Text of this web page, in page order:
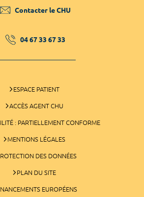
Contacter le CHU
04 67 33 67 33
ESPACE PATIENT
ACCÈS AGENT CHU
: PARTIELLEMENT CONFORME
MENTIONS LÉGALES
DES DONNÉES
PLAN DU SITE
EUROPÉENS